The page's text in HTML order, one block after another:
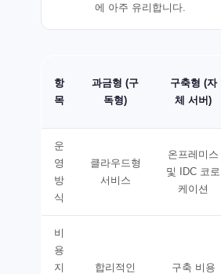
에 아주 유리합니다.
항
목
과금형 (구
독형)
구축형 (자
체 서버)
운
영
방
식
클라우드형
서비스
온프레미스
및 IDC 코로
케이션
비
용
지
합리적인
구축 비용